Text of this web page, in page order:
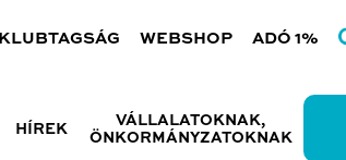
KLUBTAGSÁG WEBSHOP ADÓ 1%
HÍREK
VÁLLALATOKNAK,
ÖNKORMÁNYZATOKNAK